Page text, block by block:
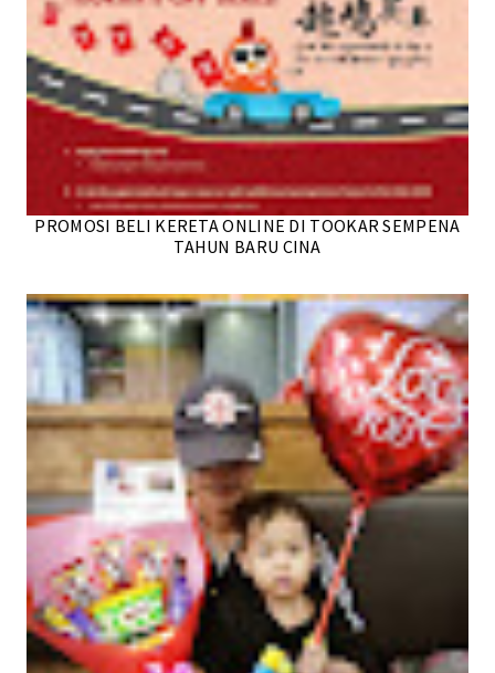
PROMOSI BELI KERETA ONLINE DI TOOKAR SEMPENA
TAHUN BARU CINA